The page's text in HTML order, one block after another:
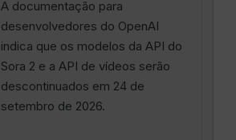
A documentação para
desenvolvedores do OpenAI
indica que os modelos da API do
Sora 2 e a API de vídeos serão
descontinuados em 24 de
setembro de 2026.